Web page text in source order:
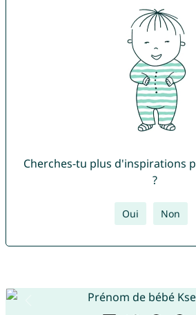
Cherches-tu plus d'inspirations
?
Oui Non